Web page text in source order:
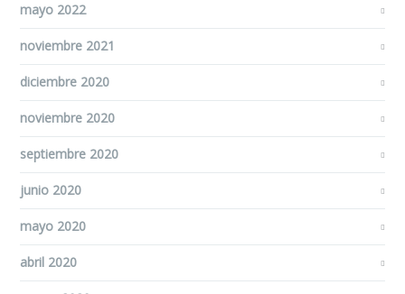
mayo 2022
noviembre 2021
diciembre 2020
noviembre 2020
septiembre 2020
junio 2020
mayo 2020
abril 2020